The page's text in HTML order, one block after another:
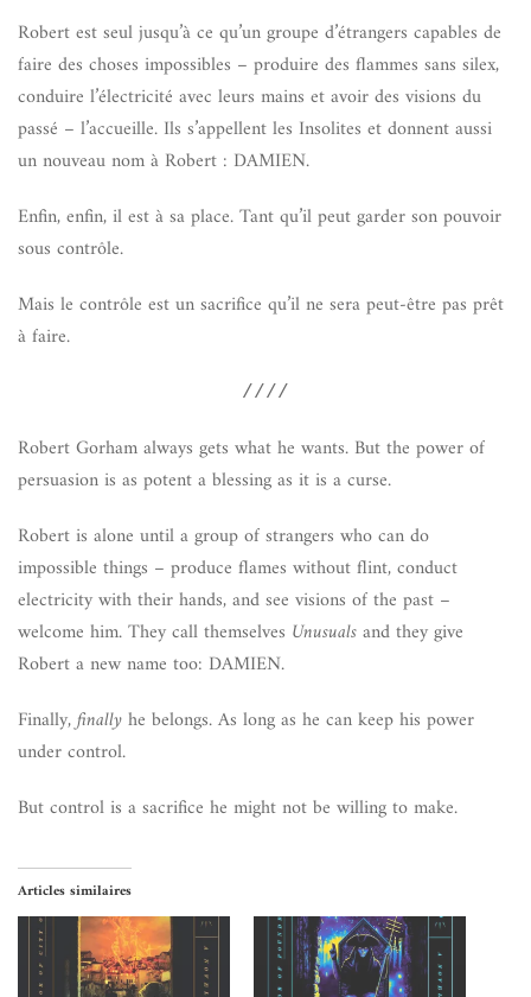
Robert est seul jusqu’à ce qu’un groupe d’étrangers capables de
faire des choses impossibles – produire des flammes sans silex,
conduire l’électricité avec leurs mains et avoir des visions du
passé – l’accueille. Ils s’appellent les Insolites et donnent aussi
un nouveau nom à Robert : DAMIEN.
Enfin, enfin, il est à sa place. Tant qu’il peut garder son pouvoir
sous contrôle.
Mais le contrôle est un sacrifice qu’il ne sera peut-être pas prêt
à faire.
////
Robert Gorham always gets what he wants. But the power of
persuasion is as potent a blessing as it is a curse.
Robert is alone until a group of strangers who can do
impossible things – produce flames without flint, conduct
electricity with their hands, and see visions of the past –
welcome him. They call themselves Unusualsand they give
Robert a new name too: DAMIEN.
Finally,finallyhe belongs. As long as he can keep his power
under control.
But control is a sacrifice he might not be willing to make.
Articles similaires